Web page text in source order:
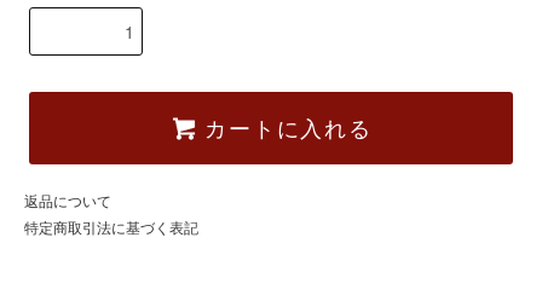
カートに入れる
返品について
特定商取引法に基づく表記